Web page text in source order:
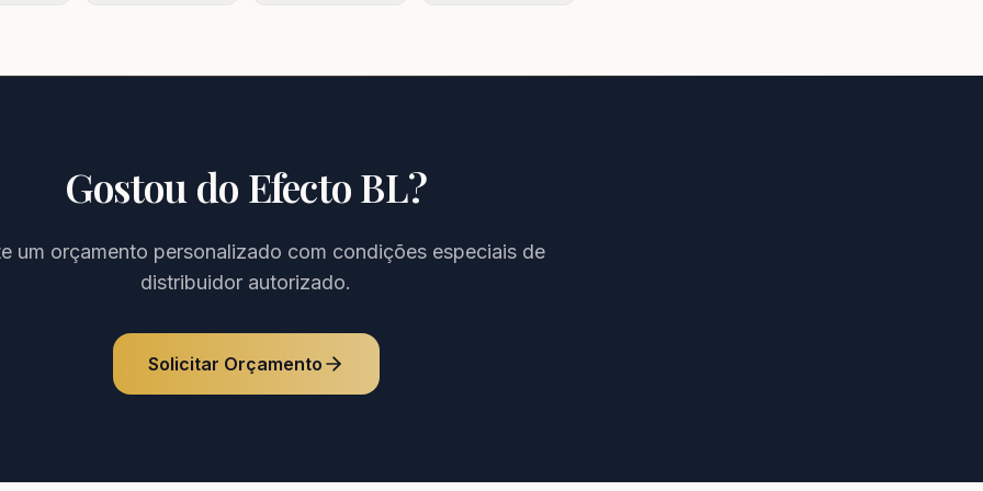
Gostou do Efecto BL?
um orçamento personalizado com condições especiais de
distribuidor autorizado.
Solicitar Orçamento